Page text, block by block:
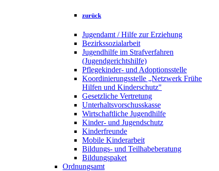
zurück
Jugendamt / Hilfe zur Erziehung
Bezirkssozialarbeit
Jugendhilfe im Strafverfahren
(Jugendgerichtshilfe)
Pflegekinder- und Adoptionsstelle
Koordinierungsstelle „Netzwerk Frühe
Hilfen und Kinderschutz"
Gesetzliche Vertretung
Unterhaltsvorschusskasse
Wirtschaftliche Jugendhilfe
Kinder- und Jugendschutz
Kinderfreunde
Mobile Kinderarbeit
Bildungs- und Teilhabeberatung
Bildungspaket
Ordnungsamt